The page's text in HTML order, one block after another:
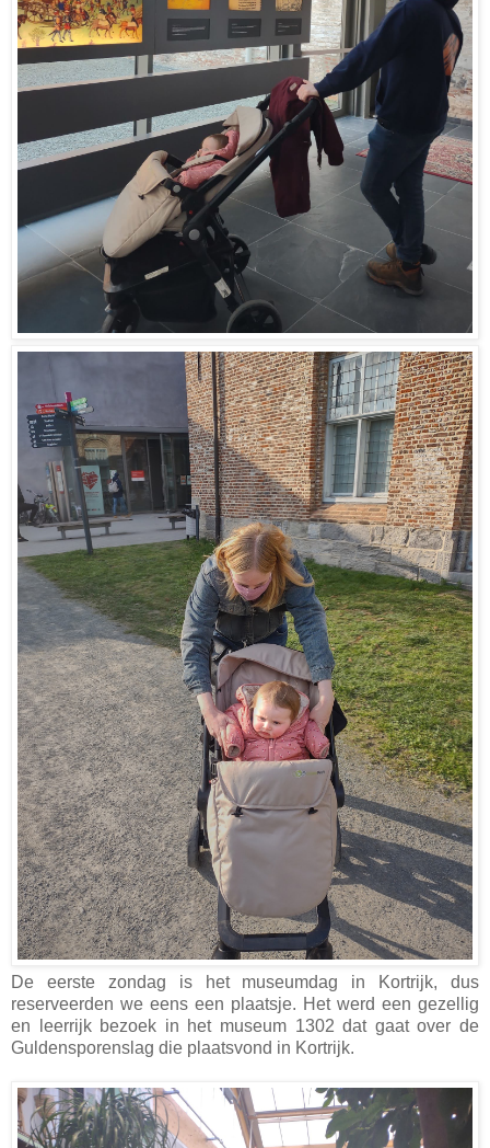
De eerste zondag is het museumdag in Kortrijk, dus
reserveerden we eens een plaatsje. Het werd een gezellig
en leerrijk bezoek in het museum 1302 dat gaat over de
Guldensporenslag die plaatsvond in Kortrijk.